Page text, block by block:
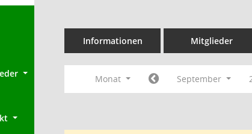
Informationen Mitglieder
Monat September